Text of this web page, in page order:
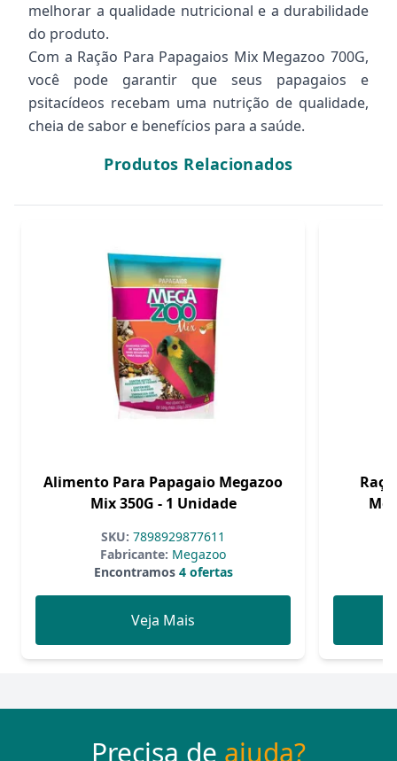
melhorar a qualidade nutricional e a durabilidade
do produto.
Com a Ração Para Papagaios Mix Megazoo 700G,
você pode garantir que seus papagaios e
psitacídeos recebam uma nutrição de qualidade,
cheia de sabor e benefícios para a saúde.
Produtos Relacionados
Alimento Para Papagaio Megazoo
Mix 350G - 1 Unidade
SKU: 7898929877611
Fabricante: Megazoo
Encontramos4 ofertas
Veja Mais
Precisa de ajuda?